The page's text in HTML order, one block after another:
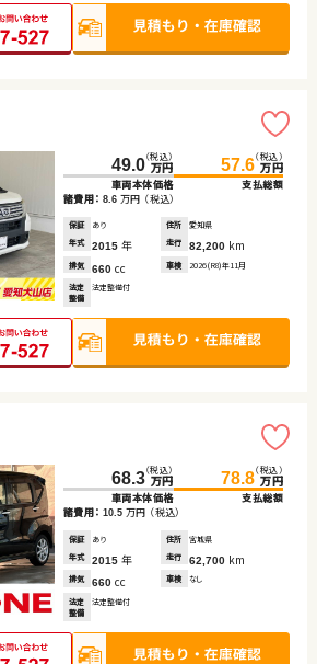
49.0（税込）
万円
車両本体価格
57.6（税込）
万円
支払総額
諸費用： 8.6 万円 （税込）
保証 あり 住所
愛知県
年式
2015 年 走行 82,200 km
排気 660 cc 車検 2026(R8)年11月
法定
整備
法定整備付
68.3（税込）
万円
車両本体価格
78.8（税込）
万円
支払総額
諸費用： 10.5 万円 （税込）
保証 あり 住所
宮城県
年式
2015 年 走行 62,700 km
排気 660 cc 車検 なし
法定
整備
法定整備付